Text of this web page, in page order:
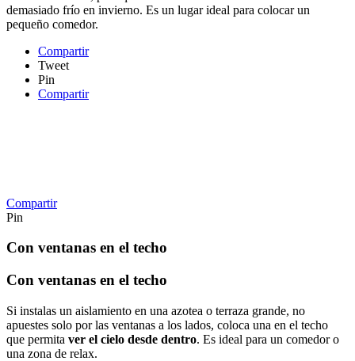
demasiado frío en invierno. Es un lugar ideal para colocar un
pequeño comedor.
Compartir
Tweet
Pin
Compartir
Compartir
Pin
Con ventanas en el techo
Con ventanas en el techo
Si instalas un aislamiento en una azotea o terraza grande, no
apuestes solo por las ventanas a los lados, coloca una en el techo
que permita ver el cielo desde dentro. Es ideal para un comedor o
una zona de relax.